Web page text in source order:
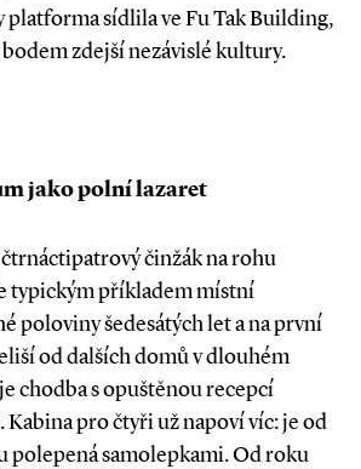
platforma sídlila ve Fu Tak Building,
zdejší nezávislé kultury.
jako polní lazaret
činžák na rohu
typickým příkladem místní
poloviny šedesátých let a na první
od dalších domů v dlouhém
chodba s opuštěnou recepcí
Kabina pro čtyři už napoví víc: je od
polepená samolepkami. Od roku